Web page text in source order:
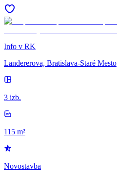
Info v RK
Landererova, Bratislava-Staré Mesto
3 izb.
115 m²
Novostavba